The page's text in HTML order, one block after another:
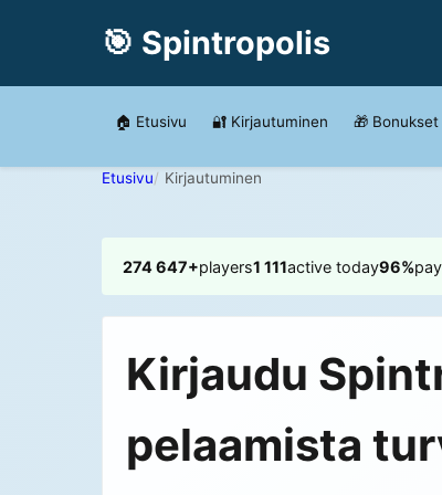
🎯 Spintropolis
🏠 Etusivu 🔐 Kirjautuminen 🎁 Bonukset
Etusivu Kirjautuminen
274 647+players1 111active today96%
Kirjaudu
pelaamista